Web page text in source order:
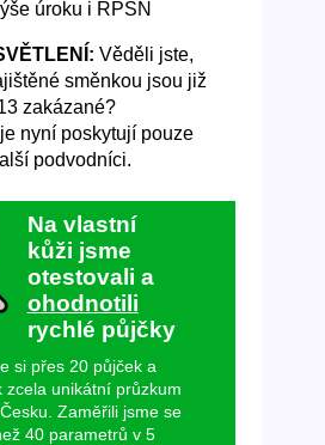
úroku i RPSN
Věděli jste,
směnkou jsou již
zakázané?
nyní poskytují pouze
podvodníci.
Na vlastní
kůži jsme
otestovali a
ohodnotili
rychlé půjčky
si přes 20 půjček a
zcela unikátní průzkum
Zaměřili jsme se
40 parametrů v 5